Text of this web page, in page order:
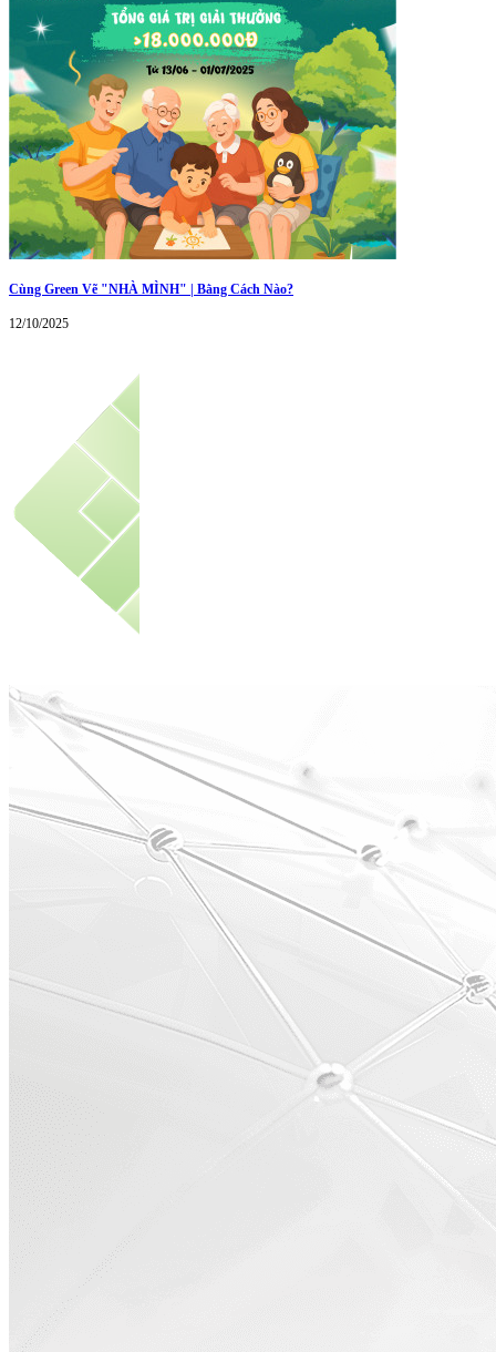
Cùng Green Vẽ "NHÀ MÌNH" | Bằng Cách Nào?
12/10/2025